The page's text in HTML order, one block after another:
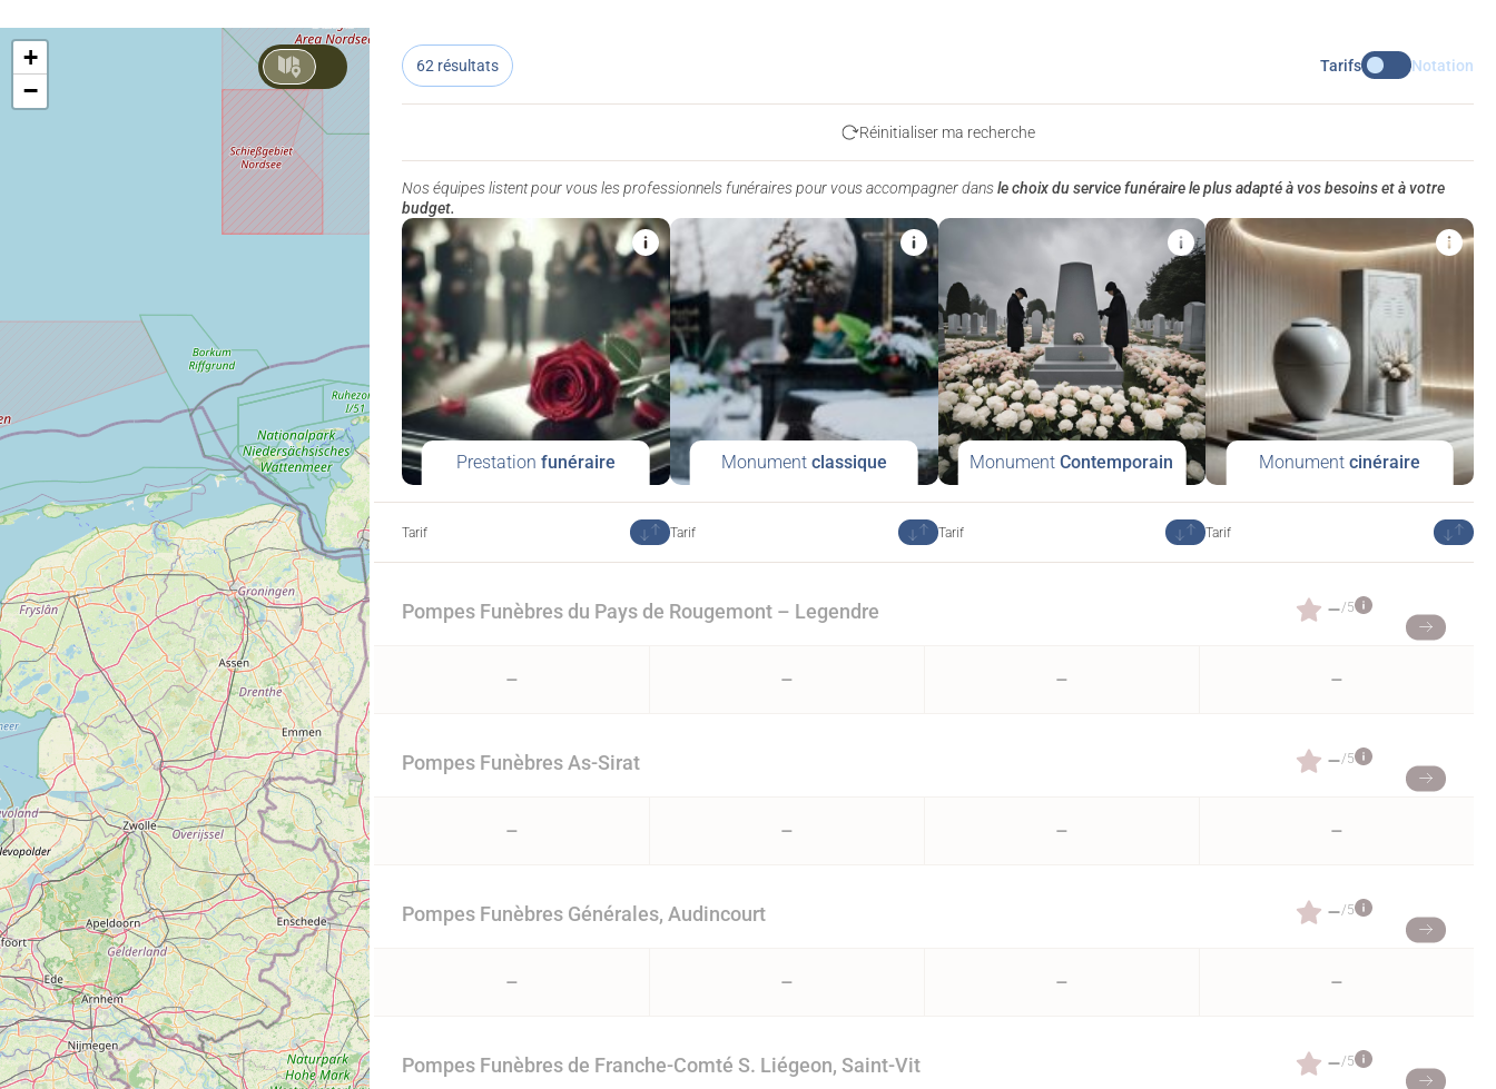
+
−
62 résultats Tarifs Notation
Réinitialiser ma recherche
Nos équipes listent pour vous les professionnels funéraires pour vous accompagner dansle choix du service funéraire le plus adapté à vos besoins et à votre
budget.
Prestation funéraire Monument classique MonumentContemporain Monumentcinéraire
Tarif Tarif Tarif Tarif
Pompes Funèbres du Pays de Rougemont – Legendre –/5
– – – –
Pompes Funèbres As-Sirat –/5
– – – –
Pompes Funèbres Générales, Audincourt –/5
– – – –
Pompes Funèbres de Franche-Comté S. Liégeon, Saint-Vit –/5